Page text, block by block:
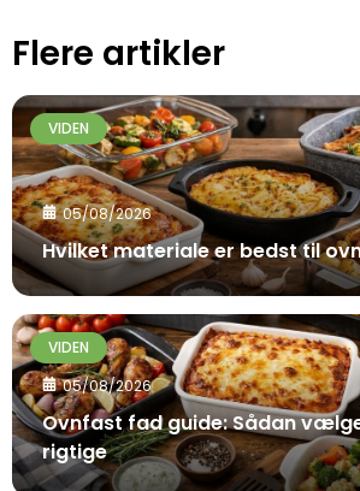
Flere artikler
VIDEN
05/08/2026
Hvilket materiale er bedst til
VIDEN
05/08/2026
Ovnfast fad guide: Sådan
rigtige